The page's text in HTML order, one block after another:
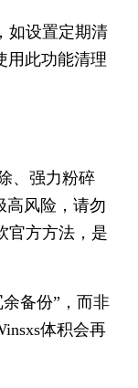
如设置定期清
用此功能清理
、强力粉碎
高风险，请勿
官方方法，是
备份”，而非
体积会再